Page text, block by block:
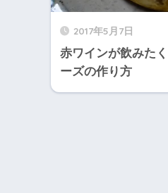
2017年5月7日
赤ワインが飲みた
ーズの作り方